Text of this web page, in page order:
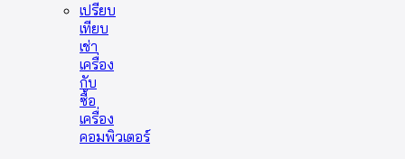
เปรียบ
เทียบ
เช่า
เครื่อง
กับ
ซื้อ
เครื่อง
คอมพิวเตอร์